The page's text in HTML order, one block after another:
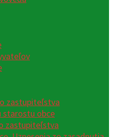
zastupiteľstva
starostu obce
zastupiteľstva